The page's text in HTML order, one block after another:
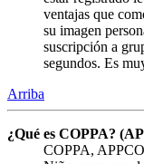
ventajas que
su imagen
suscripción a
segundos. Es
Arriba
¿Qué es COPPA?
COPPA,